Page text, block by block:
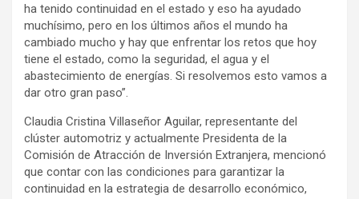
ha tenido continuidad en el estado y eso ha ayudado
muchísimo, pero en los últimos años el mundo ha
cambiado mucho y hay que enfrentar los retos que hoy
tiene el estado, como la seguridad, el agua y el
abastecimiento de energías. Si resolvemos esto vamos a
dar otro gran paso”.
Claudia Cristina Villaseñor Aguilar, representante del
clúster automotriz y actualmente Presidenta de la
Comisión de Atracción de Inversión Extranjera, mencionó
que contar con las condiciones para garantizar la
continuidad en la estrategia de desarrollo económico,